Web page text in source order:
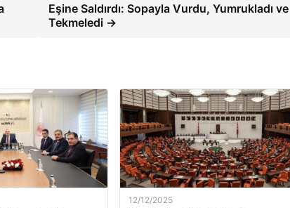
Eşine Saldırdı: Sopayla Vurdu, Yumrukladı ve
Tekmeledi →
12/12/2025